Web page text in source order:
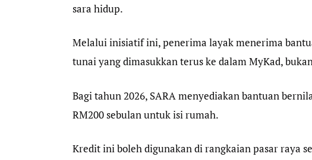
sara hidup.
Melalui inisiatif ini, penerima layak menerima
tunai yang dimasukkan terus ke dalam MyKad,
Bagi tahun 2026, SARA menyediakan bantuan
RM200 sebulan untuk isi rumah.
Kredit ini boleh digunakan di rangkaian pasar raya